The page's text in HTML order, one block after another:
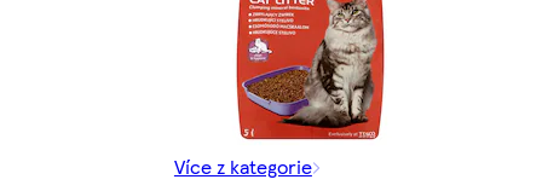
Více z kategorie